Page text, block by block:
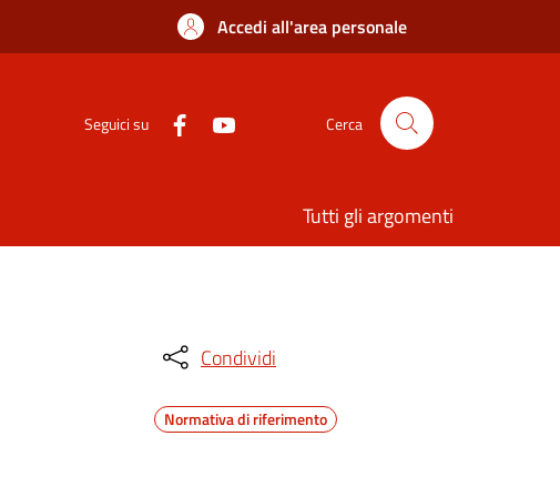
Accedi all'area personale
Seguici su Cerca
Tutti gli argomenti
Condividi
Normativa di riferimento